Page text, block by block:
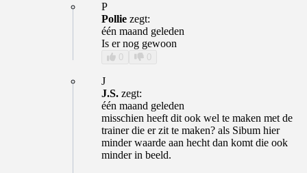
P
Pollie zegt:
één maand geleden
Is er nog gewoon
0 0
J
J.S. zegt:
één maand geleden
misschien heeft dit ook wel te maken met de
trainer die er zit te maken? als Sibum hier
minder waarde aan hecht dan komt die ook
minder in beeld.